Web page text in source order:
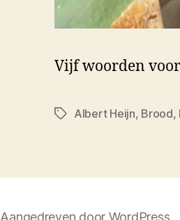
Vijf woorden
TagsAlbert Heijn, Brood,
Aangedreven door WordPress